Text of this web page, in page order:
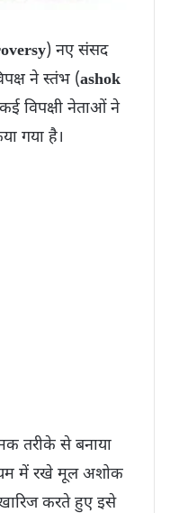
) नए संसद
ने स्तंभ (ashok
विपक्षी नेताओं ने
गया है।
तरीके से बनाया
में रखे मूल अशोक
करते हुए इसे